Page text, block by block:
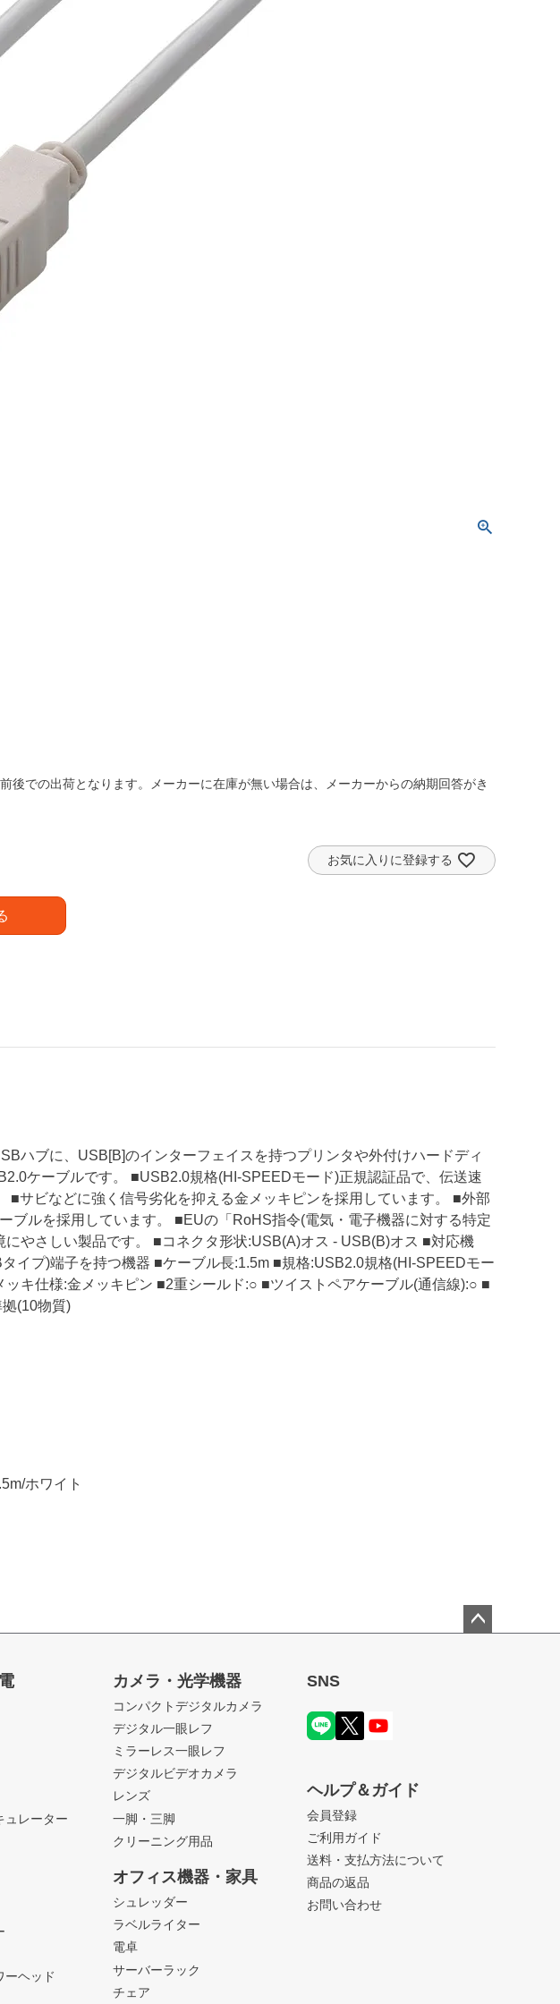
での出荷となります。メーカーに在庫が無い場合は、メーカーからの納期回答がき
お気に入りに登録する
ハブに、USB[B]のインターフェイスを持つプリンタや外付けハードディ
ケーブルです。 ■USB2.0規格(HI-SPEEDモード)正規認証品で、伝送速
■サビなどに強く信号劣化を抑える金メッキピンを採用しています。 ■外部
ブルを採用しています。 ■EUの「RoHS指令(電気・電子機器に対する特定
やさしい製品です。 ■コネクタ形状:USB(A)オス - USB(B)オス ■対応機
イプ)端子を持つ機器 ■ケーブル長:1.5m ■規格:USB2.0規格(HI-SPEEDモー
キ仕様:金メッキピン ■2重シールド:○ ■ツイストペアケーブル(通信線):○ ■
(10物質)
ホワイト
ュレーター
ーヘッド
カメラ・光学機器
コンパクトデジタルカメラ
デジタル一眼レフ
ミラーレス一眼レフ
デジタルビデオカメラ
レンズ
一脚・三脚
クリーニング用品
オフィス機器・家具
シュレッダー
ラベルライター
電卓
サーバーラック
チェア
SNS
ヘルプ＆ガイド
会員登録
ご利用ガイド
送料・支払方法について
商品の返品
お問い合わせ